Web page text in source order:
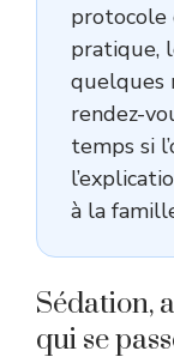
protocole
pratique,
quelques
rendez-
temps si
à la
Sédation,
qui se